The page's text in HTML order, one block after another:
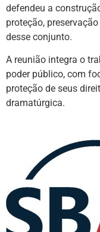
defendeu a
proteção,
desse conjunto.
A reunião integra o
poder público, com
proteção de seus
dramatúrgica.